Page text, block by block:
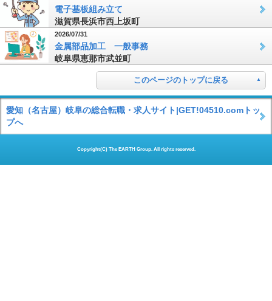
電子基板組み立て
滋賀県長浜市西上坂町
2026/07/31
金属部品加工 一般事務
岐阜県恵那市武並町
このページのトップに戻る
愛知（名古屋）岐阜の総合転職・求人サイト|GET!04510.comトッ
プへ
Copyright(C) The EARTH Group. All rights reserved.